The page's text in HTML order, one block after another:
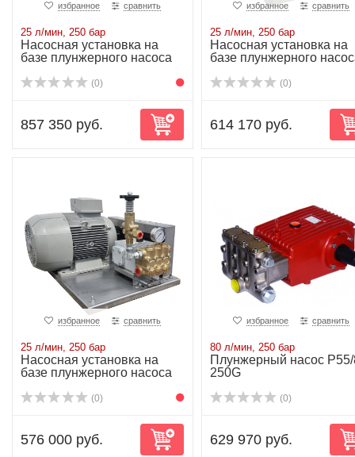
избранное сравнить
25 л/мин, 250 бар
Насосная установка на
базе плунжерного насоса
(0)
857 350 руб.
избранное сравнить
25 л/мин, 250 бар
Насосная установка на
базе плунжерного
(0)
614 170 руб.
избранное сравнить
25 л/мин, 250 бар
Насосная установка на
базе плунжерного насоса
(0)
576 000 руб.
избранное сравнить
80 л/мин, 250 бар
Плунжерный насос
250G
(0)
629 970 руб.